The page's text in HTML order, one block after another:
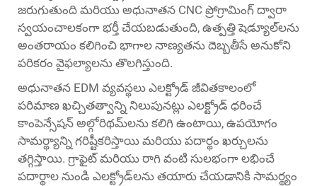
జరుగుతుంది మరియు అధునాతన CNC ప్రోగ్రామింగ్ ద్వారా
స్వయంచాలకంగా భర్తీ చేయబడుతుంది, ఉత్పత్తి షెడ్యూల్‌లను
అంతరాయం కలిగించి భాగాల నాణ్యతను దెబ్బతీసే అనుకోని
పరికరం వైఫల్యాలను తొలగిస్తుంది.
అధునాతన EDM వ్యవస్థలు ఎలక్ట్రోడ్ జీవితకాలంలో
పరిమాణ ఖచ్చితత్వాన్ని నిలుపునట్లు ఎలక్ట్రోడ్ ధరించే
కాంపెన్సేషన్ అల్గోరిథమ్‌లను కలిగి ఉంటాయి, ఉపయోగం
సామర్థ్యాన్ని గరిష్టీకరిస్తాయి మరియు పదార్థం ఖర్చులను
తగ్గిస్తాయి. గ్రాఫైట్ మరియు రాగి వంటి సులభంగా లభించే
పదార్థాల నుండి ఎలక్ట్రోడ్‌లను తయారు చేయడానికి సామర్థ్యం